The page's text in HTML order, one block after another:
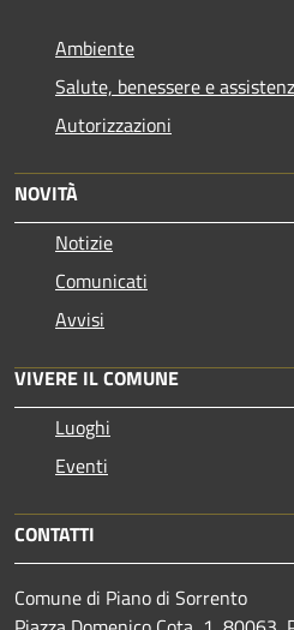
Ambiente
Salute, benessere e
Autorizzazioni
NOVITÀ
Notizie
Comunicati
Avvisi
VIVERE IL COMUNE
Luoghi
Eventi
CONTATTI
Comune di Piano di Sorrento